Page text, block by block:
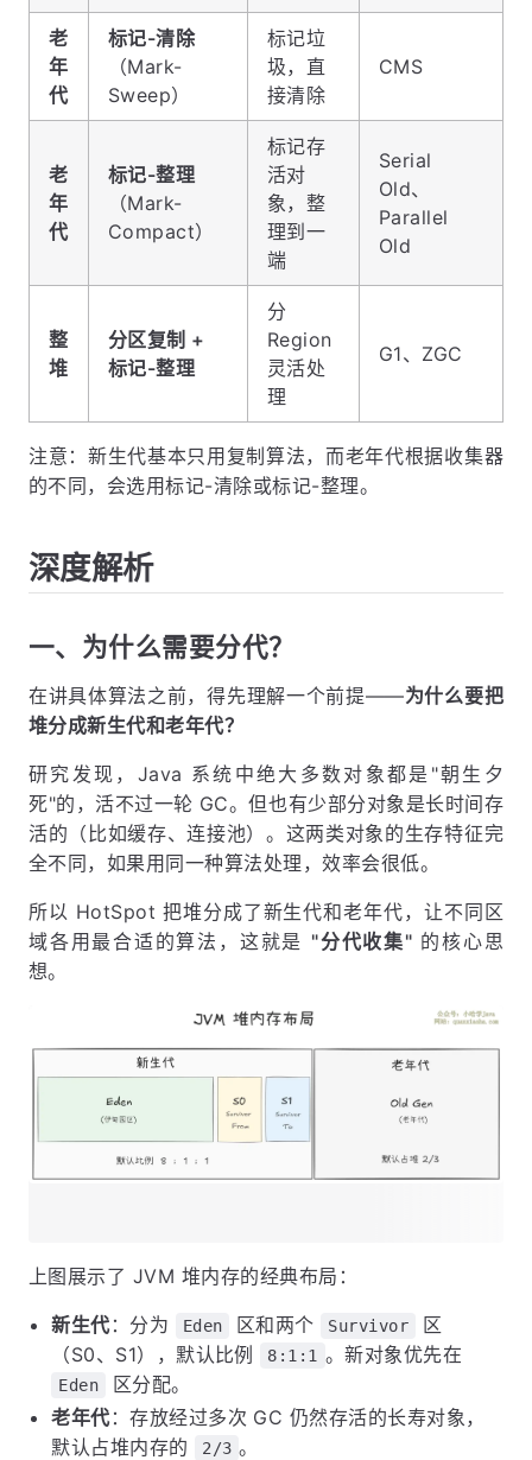
老
年
代
标记-清除
（Mark-
Sweep）
标记垃
圾，直
接清除
CMS
老
年
代
标记-整理
（Mark-
Compact）
标记存
活对
象，整
理到一
端
Serial
Old、
Parallel
Old
整
堆
分区复制 +
标记-整理
分
Region
灵活处
理
G1、ZGC
注意：新生代基本只用复制算法，而老年代根据收集器
的不同，会选用标记-清除或标记-整理。
深度解析
一、为什么需要分代？
在讲具体算法之前，得先理解一个前提——为什么要把
堆分成新生代和老年代？
研究发现，Java 系统中绝大多数对象都是"朝生夕
死"的，活不过一轮 GC。但也有少部分对象是长时间存
活的（比如缓存、连接池）。这两类对象的生存特征完
全不同，如果用同一种算法处理，效率会很低。
所以 HotSpot 把堆分成了新生代和老年代，让不同区
域各用最合适的算法，这就是 "分代收集" 的核心思
想。
上图展示了 JVM 堆内存的经典布局：
新生代：分为 Eden 区和两个 Survivor
区
（S0、S1），默认比例
8:1:1 。新对象优先在
Eden
区分配。
老年代：存放经过多次 GC 仍然存活的长寿对象，
默认占堆内存的
2/3 。